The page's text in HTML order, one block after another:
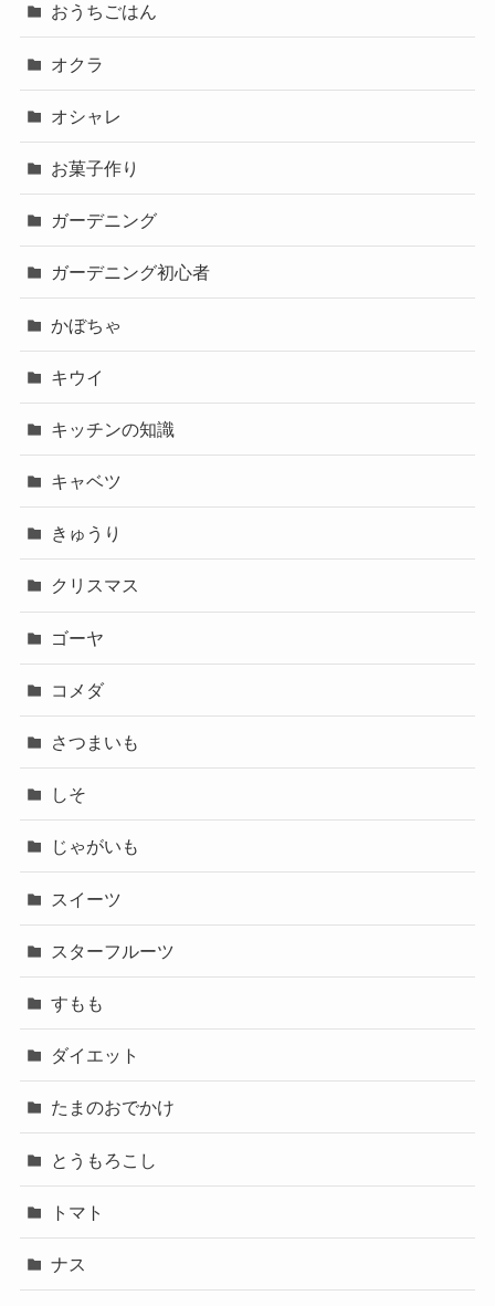
おうちごはん
オクラ
オシャレ
お菓子作り
ガーデニング
ガーデニング初心者
かぼちゃ
キウイ
キッチンの知識
キャベツ
きゅうり
クリスマス
ゴーヤ
コメダ
さつまいも
しそ
じゃがいも
スイーツ
スターフルーツ
すもも
ダイエット
たまのおでかけ
とうもろこし
トマト
ナス